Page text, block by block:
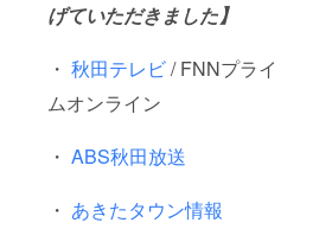
げていただきました】
・ 秋田テレビ/ FNNプライ
ムオンライン
・ ABS秋田放送
・ あきたタウン情報